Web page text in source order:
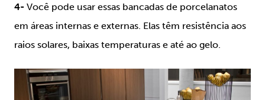
4- Você pode usar essas bancadas de porcelanatos
em áreas internas e externas. Elas têm resistência aos
raios solares, baixas temperaturas e até ao gelo.